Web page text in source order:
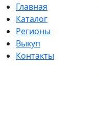
Главная
Каталог
Регионы
Выкуп
Контакты